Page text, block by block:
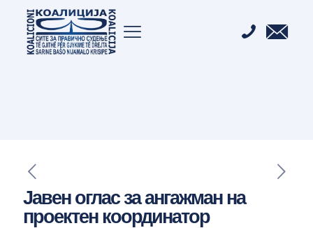
Јавен оглас за ангажман на
проектен координатор